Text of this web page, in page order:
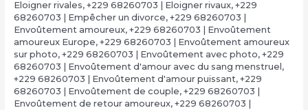
Eloigner rivales, +229 68260703 | Eloigner rivaux, +229
68260703 | Empêcher un divorce, +229 68260703 |
Envoûtement amoureux, +229 68260703 | Envoûtement
amoureux Europe, +229 68260703 | Envoûtement amoureux
sur photo, +229 68260703 | Envoûtement avec photo, +229
68260703 | Envoûtement d'amour avec du sang menstruel ,
+229 68260703 | Envoûtement d'amour puissant, +229
68260703 | Envoûtement de couple, +229 68260703 |
Envoûtement de retour amoureux, +229 68260703 |